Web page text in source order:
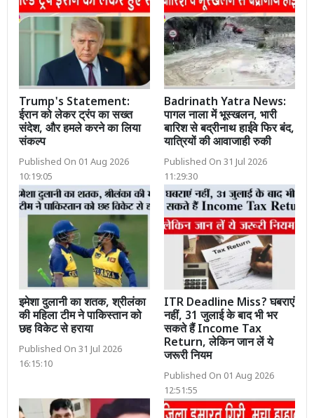
Trump's Statement:
ईरान को लेकर ट्रंप का सख्त
संदेश, और हमले करने का लिया
संकल्प
Published On 01 Aug 2026
10:19:05
Badrinath Yatra News:
पागल नाला में भूस्खलन, भारी
बारिश से बद्रीनाथ हाईवे फिर बंद,
यात्रियों की आवाजाही रुकी
Published On 31 Jul 2026
11:29:30
इमेशा दुलानी का शतक, श्रीलंका
की महिला टीम ने पाकिस्तान को
छह विकेट से हराया
Published On 31 Jul 2026
16:15:10
ITR Deadline Miss? घबराएं
नहीं, 31 जुलाई के बाद भी भर
सकते हैं Income Tax
Return, लेकिन जान लें ये
जरूरी नियम
Published On 01 Aug 2026
12:51:55